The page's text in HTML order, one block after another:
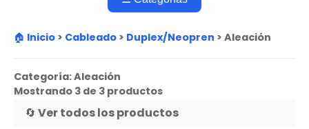
🏠 Inicio > Cableado > Duplex/Neopren > Aleación
Categoría:Aleación
Mostrando 3 de 3 productos
🔄 Ver todos los productos